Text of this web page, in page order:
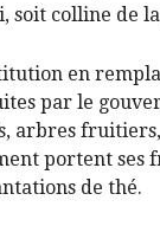
soit colline de
en
par le
arbres fruitiers,
portent ses
de thé.